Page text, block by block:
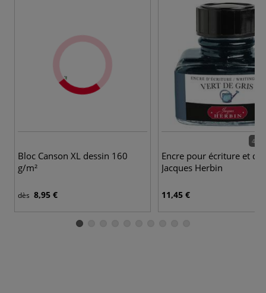
Bloc Canson XL dessin 160
g/m²
dès 8,95 €
40
Encre pour écriture et
Jacques Herbin
11,45 €